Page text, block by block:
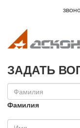
ЗАДАТЬ
Фамилия